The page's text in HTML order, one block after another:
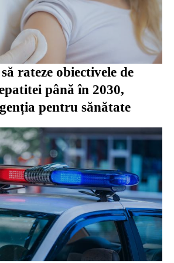
rateze obiectivele de
până în 2030,
pentru sănătate